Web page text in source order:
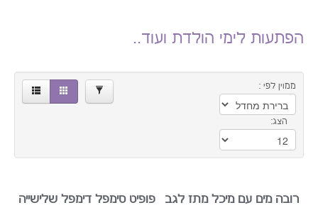
הפתעות לימי הולדת ועוד..
ממוין לפי :
הצג: